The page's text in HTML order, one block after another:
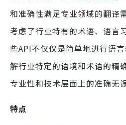
和准确性满足专业领域的翻译
考虑了行业特有的术语、语言
些API不仅仅是简单地进行语
解行业特定的语境和术语的精
专业性和技术层面上的准确无误
特点